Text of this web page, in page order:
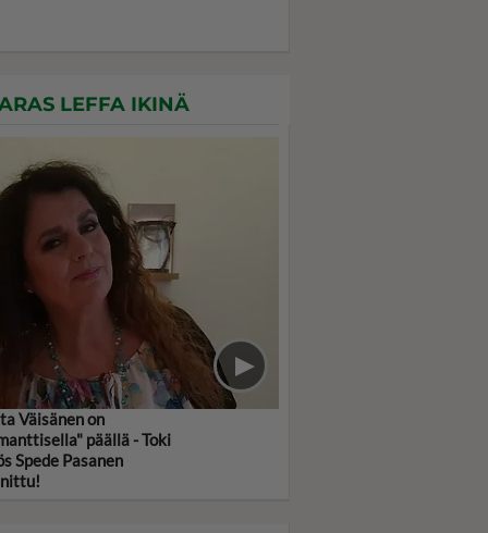
LEFFA IKINÄ
Väisänen on
päällä - Toki
Spede Pasanen